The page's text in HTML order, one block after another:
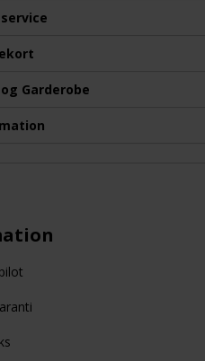
Garderobe